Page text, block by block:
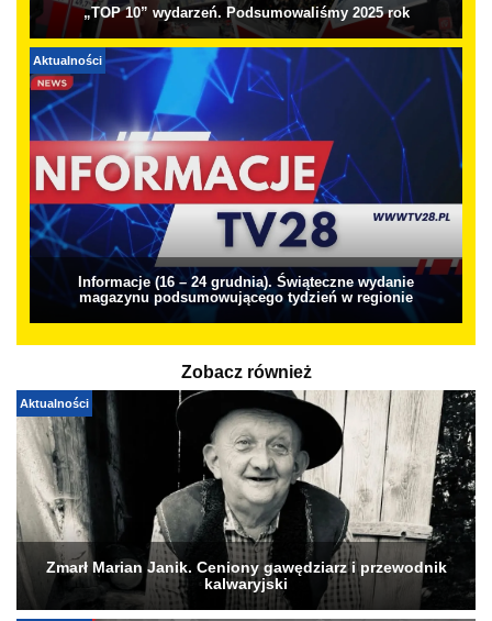
„TOP 10” wydarzeń. Podsumowaliśmy 2025 rok
Aktualności
Informacje (16 – 24 grudnia). Świąteczne wydanie
magazynu podsumowującego tydzień w regionie
Zobacz również
Aktualności
Zmarł Marian Janik. Ceniony gawędziarz i przewodnik
kalwaryjski